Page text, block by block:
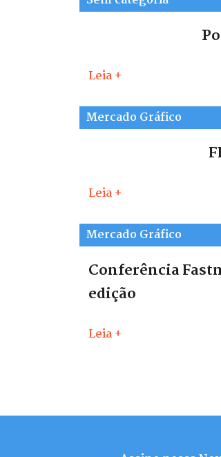
Leia +
Mercado Gráfico
Leia +
Mercado Gráfico
Conferência
edição
Leia +